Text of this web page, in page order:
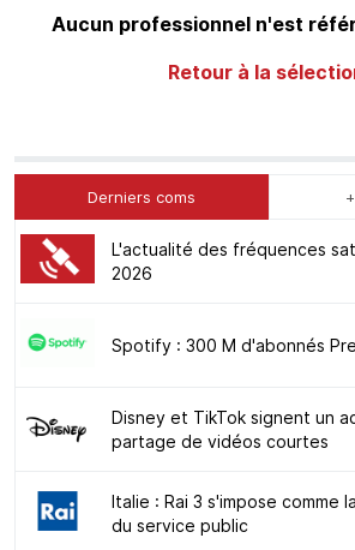
Aucun professionnel n'est
Retour à la
Derniers coms
L'actualité des fréquences
2026
Spotify : 300 M d'abonnés
Disney et TikTok signent un
partage de vidéos courtes
Italie : Rai 3 s'impose comme
du service public